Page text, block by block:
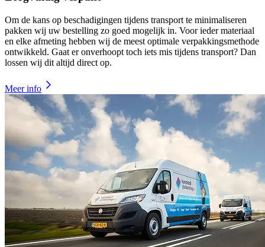
Om de kans op beschadigingen tijdens transport te minimaliseren
pakken wij uw bestelling zo goed mogelijk in. Voor ieder materiaal
en elke afmeting hebben wij de meest optimale verpakkingsmethode
ontwikkeld. Gaat er onverhoopt toch iets mis tijdens transport? Dan
lossen wij dit altijd direct op.
Meer info